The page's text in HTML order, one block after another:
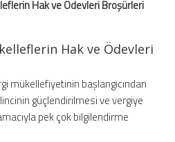
Hak ve Ödevleri Broşürleri
Hak ve Ödevleri
mükellefiyetinin başlangıcından
güçlendirilmesi ve vergiye
pek çok bilgilendirme